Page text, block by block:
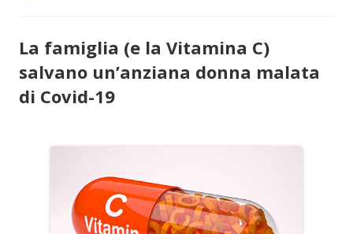
La famiglia (e la Vitamina C)
salvano un’anziana donna malata
di Covid-19